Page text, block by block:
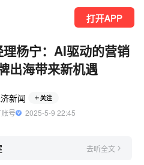
打开APP
杨宁：AI驱动的营销
出海带来新机遇
新闻 关注
号
  2025-5-9 22:45
去听全文